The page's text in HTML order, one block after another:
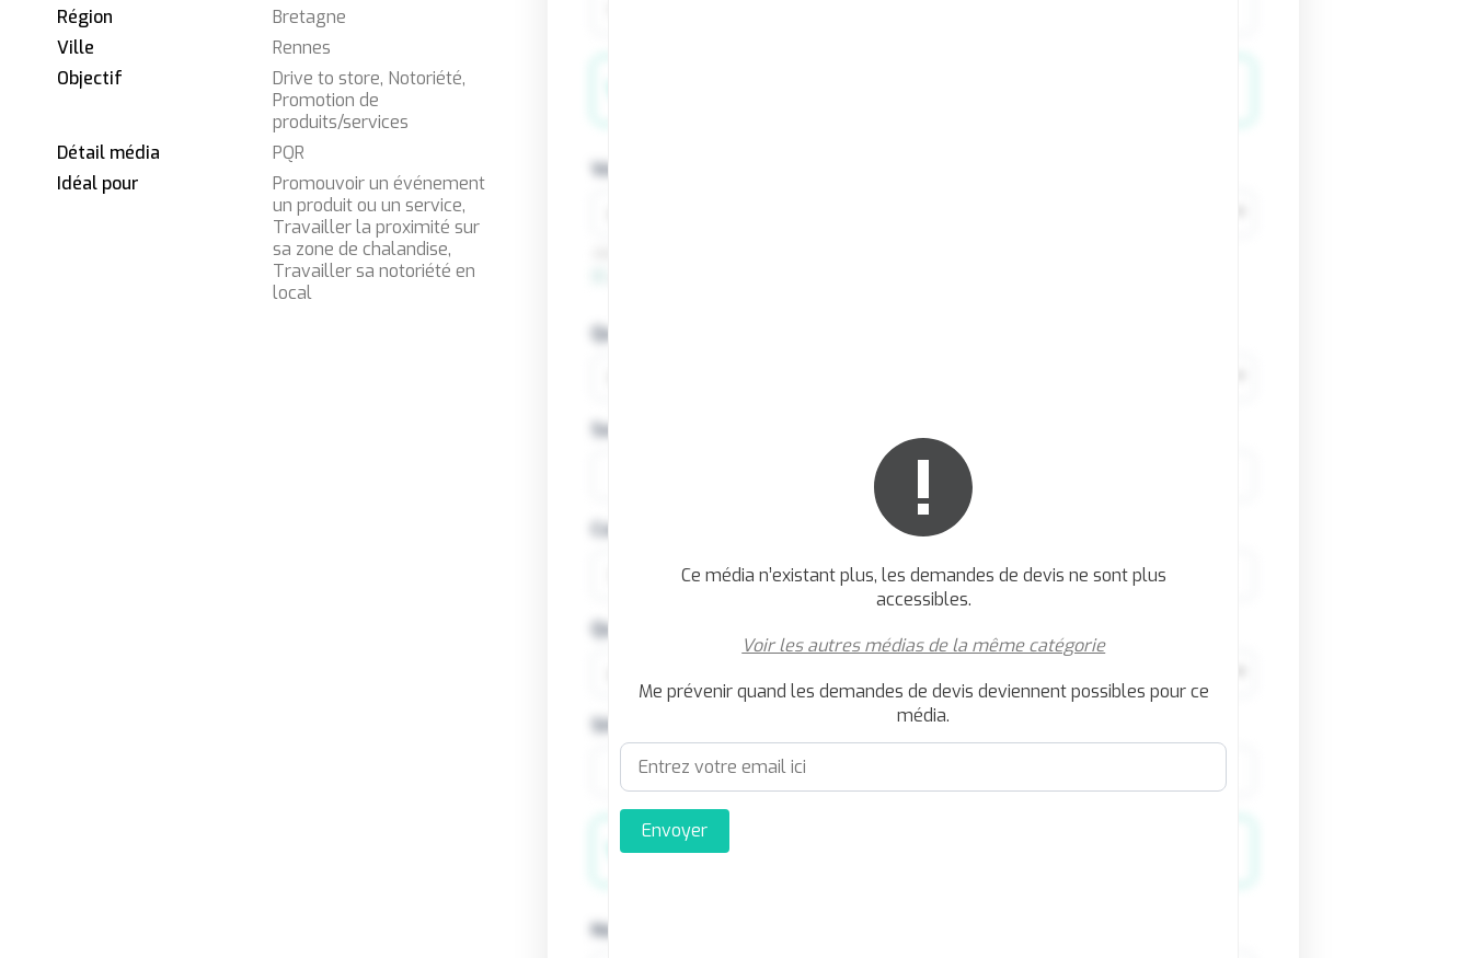
Région
Bretagne
Ville
Rennes
Objectif
Drive to store, Notoriété,
Promotion de
produits/services
Détail média
PQR
Idéal pour
Promouvoir un événement
un produit ou un service,
Travailler la proximité sur
sa zone de chalandise,
Travailler sa notoriété en
local
Ce média n’existant plus, les demandes de devis ne sont plus
accessibles.
Voir les autres médias de la même catégorie
Me prévenir quand les demandes de devis deviennent possibles pour ce
média.
Envoyer
Vous êtes
Quel est votre poste au sein de l'entreprise ?
Société / Structure
Code postal de votre entreprise
Quel est votre secteur d'activité ?
Site internet
Votre profil
Nom